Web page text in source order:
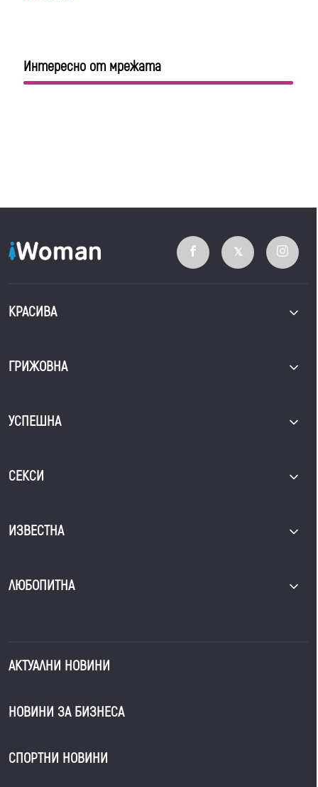
Интересно от мрежата
КРАСИВА
ГРИЖОВНА
УСПЕШНА
СЕКСИ
ИЗВЕСТНА
ЛЮБОПИТНА
АКТУАЛНИ НОВИНИ
НОВИНИ ЗА БИЗНЕСА
СПОРТНИ НОВИНИ